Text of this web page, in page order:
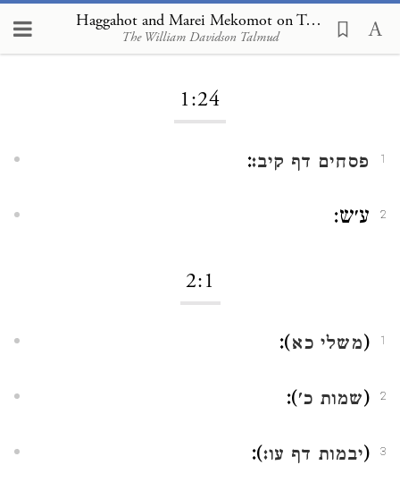
Haggahot and Marei Mekomot on Tractate Kallah Rabbati 1:24
The William Davidson Talmud
Loading...
1:24
1 פסחים דף קיב::
2 ע׳ש:
2:1
1
(משלי כא):
2
(שמות כ'):
3
(יבמות דף עו:):